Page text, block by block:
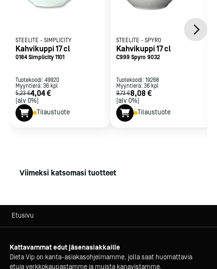
STEELITE - SIMPLICITY
Kahvikuppi 17 cl
0184 Simplicity 1101
Tuotekoodi: 49920
Myyntierä: 36 kpl
5,23 €4,04 €
[alv 0%]
Tilaustuote
STEELITE - SPYRO
Kahvikuppi 17 cl
C999 Spyro 9032
Tuotekoodi: 19268
Myyntierä: 36 kpl
9,73 €8,08 €
[alv 0%]
Tilaustuote
Viimeksi katsomasi tuotteet
Etusivu
Kattavammat edut jäsenasiakkaille
Dieta Vip on kanta-asiakasohjelmamme, jolla saat huomattavia
etuja verkkokaupastamme ja muista kanavistamme.